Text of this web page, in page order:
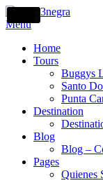
Menu
Home
Tours
Buggys
Santo
Punta
Destination
Blog
Blog –
Pages
Quienes